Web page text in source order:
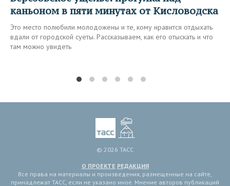
каньоном в пяти минутах от Кисловодска
Это место полюбили молодожены и те, кому нравится отдыхать
вдали от городской суеты. Рассказываем, как его отыскать и что
там можно увидеть
© 2026 ТАСС
О ПРОЕКТЕ РЕДАКЦИЯ
Все права на материалы и произведения, размещенные на сайте,
принадлежат ТАСС, если не указано иное. Мнение авторов публикаций